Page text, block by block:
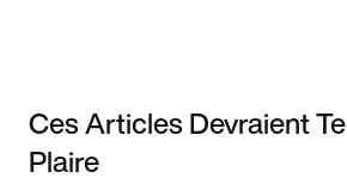
Ces Articles Devraient Te
Plaire